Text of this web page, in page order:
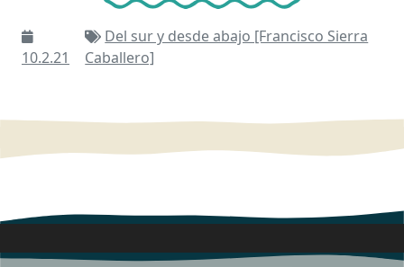
10.2.21
Del sur y desde abajo [Francisco Sierra
Caballero]